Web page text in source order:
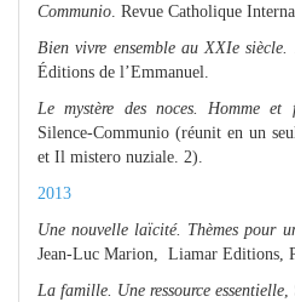
Communio . Revue Catholique
Bien vivre ensemble au XXIe
Éditions de l’Emmanuel.
Le mystère des noces. Homme et
Silence-Communio (réunit en un
et Il mistero nuziale. 2).
2013
Une nouvelle laïcité. Thèmes pour
Jean-Luc Marion, Liamar Editions,
La famille. Une ressource essentielle